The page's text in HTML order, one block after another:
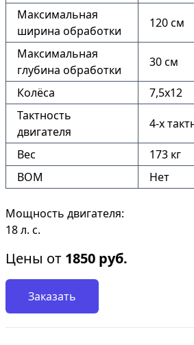
Максимальная
ширина обработки
120 см
Максимальная
глубина обработки
30 см
Колёса
7,5х12
Тактность
двигателя
4-х
Вес
173 кг
ВОМ
Нет
Мощность двигателя:
18 л. с.
Цены от 1850 руб.
Заказать